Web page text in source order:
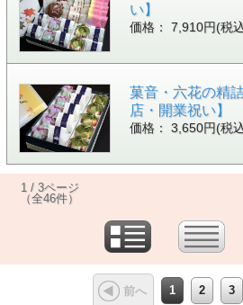
い】
価格： 7,910円(税
菓音・六花の精
店・開業祝い】
価格： 3,650円(税
1 / 3ページ
（全46件）
前へ 1 2 3